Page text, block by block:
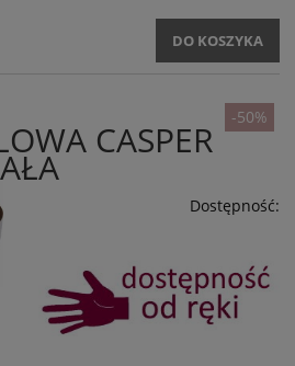
DO KOSZYKA
CASPER
Dostępność:
-50%